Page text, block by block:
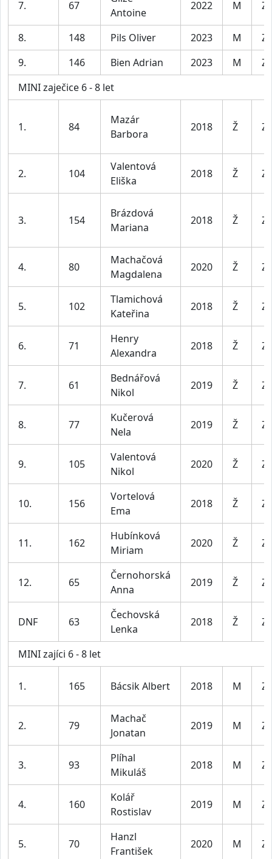
7. 67
Antoine
2022 M
8. 148 Pils Oliver 2023 M
9.
146 Bien Adrian 2023 M
MINI zaječice 6 - 8 let
1. 84
Mazár
Barbora
2018 Ž
2. 104
Valentová
Eliška
2018 Ž
3. 154
Brázdová
Mariana
2018 Ž
4. 80
Machačová
Magdalena
2020 Ž
5. 102
Tlamichová
Kateřina
2018 Ž
6. 71
Henry
Alexandra
2018 Ž
7. 61
Bednářová
Nikol
2019 Ž
8. 77
Kučerová
Nela
2019 Ž
9. 105
Valentová
Nikol
2020 Ž
10. 156
Vortelová
Ema
2018 Ž
11. 162
Hubínková
Miriam
2020 Ž
12. 65
Černohorská
Anna
2019 Ž
DNF 63
Čechovská
Lenka
2018 Ž
MINI zajíci 6 - 8 let
1. 165 Bácsik Albert 2018 M
2. 79
Machač
Jonatan
2019 M
3. 93
Plíhal
Mikuláš
2018 M
4. 160
Kolář
Rostislav
2019 M
5. 70
Hanzl
František
2020 M